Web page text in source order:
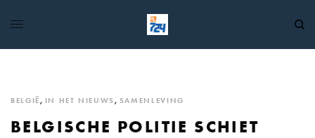
BELGIË , IN HET NIEUWS , SAMENLEVING
BELGISCHE POLITIE SCHIET